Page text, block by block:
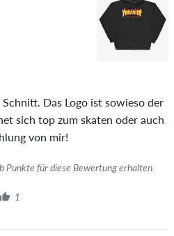
Das Logo ist sowieso der
sich top zum skaten oder auch
von mir!
Punkte für diese Bewertung erhalten.
1